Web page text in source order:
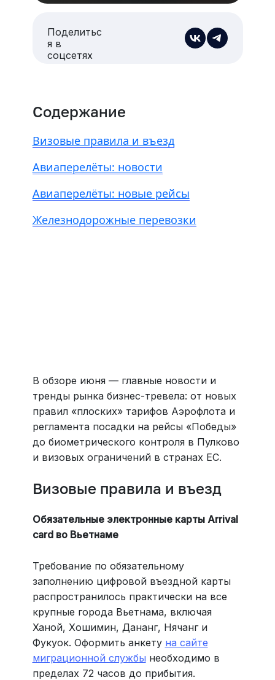
Содержание
Визовые правила и въезд
Авиаперелёты: новости
Авиаперелёты: новые рейсы
Железнодорожные перевозки
Поделитьс
я в
соцсетях
В обзоре июня — главные новости и
тренды рынка бизнес-тревела: от новых
правил «плоских» тарифов Аэрофлота и
регламента посадки на рейсы «Победы»
до биометрического контроля в Пулково
и визовых ограничений в странах ЕС.
Визовые правила и въезд
Обязательные электронные карты Arrival
card во Вьетнаме
Требование по обязательному
заполнению цифровой въездной карты
распространилось практически на все
крупные города Вьетнама, включая
Ханой, Хошимин, Дананг, Нячанг и
Фукуок. Оформить анкету на сайте
миграционной службы необходимо в
пределах 72 часов до прибытия.